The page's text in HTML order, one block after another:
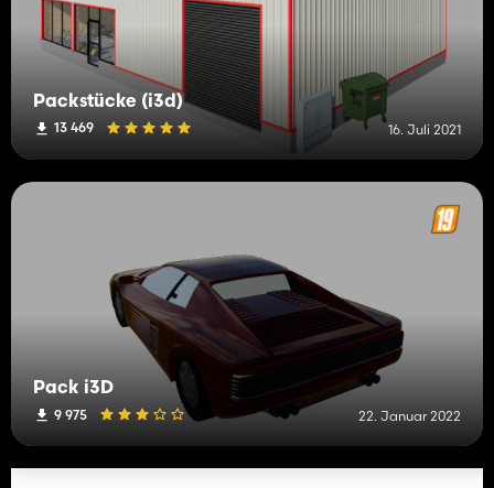
Packstücke (i3d)
13 469 16. Juli 2021
Pack i3D
9 975 22. Januar 2022